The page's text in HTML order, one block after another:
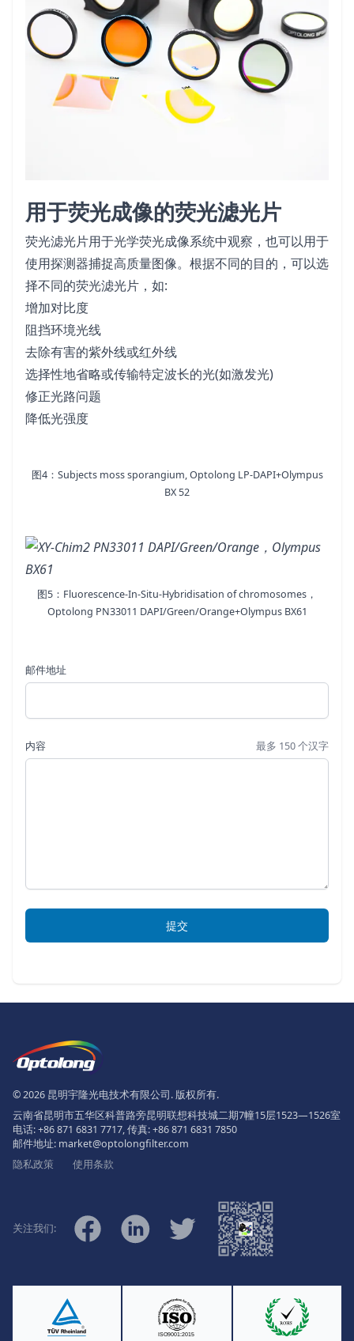
用于荧光成像的荧光滤光片
荧光滤光片用于光学荧光成像系统中观察，也可以用于
使用探测器捕捉高质量图像。根据不同的目的，可以选
择不同的荧光滤光片，如:
增加对比度
阻挡环境光线
去除有害的紫外线或红外线
选择性地省略或传输特定波长的光(如激发光)
修正光路问题
降低光强度
图4：Subjects moss sporangium, Optolong LP-DAPI+Olympus
BX 52
图5：Fluorescence-In-Situ-Hybridisation of chromosomes，
Optolong PN33011 DAPI/Green/Orange+Olympus BX61
邮件地址
内容 最多 150 个汉字
提交
The Logo of Optolong Optics Co.,
© 2026 昆明宇隆光电技术有限公司. 版权所有.
云南省昆明市五华区科普路旁昆明联想科技城二期7幢15层1523—1526室
电话:+86 871 6831 7717, 传真:+86 871 6831 7850
邮件地址: market@optolongfilter.com
隐私政策
使用条款
关注我们: FacebookLinkedin Twitter
微信
Ⓡ
ISO9001:2015